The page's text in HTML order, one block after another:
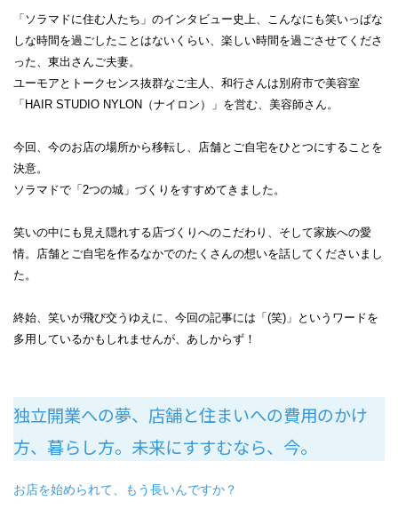
「ソラマドに住む人たち」のインタビュー史上、こんなにも笑いっぱな
しな時間を過ごしたことはないくらい、楽しい時間を過ごさせてくださ
った、東出さんご夫妻。
ユーモアとトークセンス抜群なご主人、和行さんは別府市で美容室
「HAIR STUDIO NYLON（ナイロン）」を営む、美容師さん。
今回、今のお店の場所から移転し、店舗とご自宅をひとつにすることを
決意。
ソラマドで「2つの城」づくりをすすめてきました。
笑いの中にも見え隠れする店づくりへのこだわり、そして家族への愛
情。店舗とご自宅を作るなかでのたくさんの想いを話してくださいまし
た。
終始、笑いが飛び交うゆえに、今回の記事には「(笑)」というワードを
多用しているかもしれませんが、あしからず！
独立開業への夢、店舗と住まいへの費用のかけ
方、暮らし方。未来にすすむなら、今。
お店を始められて、もう長いんですか？